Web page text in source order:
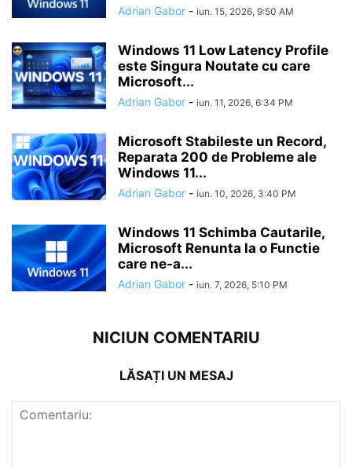
Adrian Gabor - iun. 15, 2026, 9:50 AM
Windows 11 Low Latency Profile
este Singura Noutate cu care
Microsoft...
Adrian Gabor - iun. 11, 2026, 6:34 PM
Microsoft Stabileste un Record,
Reparata 200 de Probleme ale
Windows 11...
Adrian Gabor - iun. 10, 2026, 3:40 PM
Windows 11 Schimba Cautarile,
Microsoft Renunta la o Functie
care ne-a...
Adrian Gabor - iun. 7, 2026, 5:10 PM
NICIUN COMENTARIU
LĂSAȚI UN MESAJ